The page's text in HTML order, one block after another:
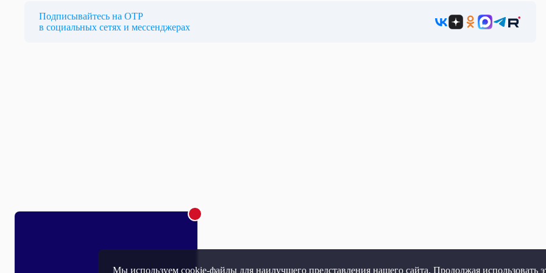
Мы используем cookie-файлы для наилучшего представления нашего сайта. Продолжая использовать
Подписывайтесь на ОТР
в социальных сетях и мессенджерах